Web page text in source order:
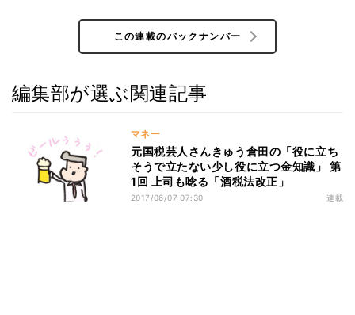
この連載のバックナンバー
編集部が選ぶ関連記事
マネー
元国税芸人さんきゅう倉田の「役に立ち
そうで立たない少し役に立つ金知識」 第
1回 上司も唸る「酒税法改正」
2017/06/07 07:30 連載